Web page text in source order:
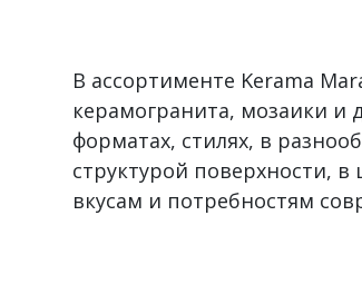
В ассортименте Kerama
керамогранита, мозаики и
форматах, стилях, в
структурой поверхности,
вкусам и потребностям